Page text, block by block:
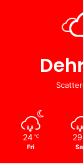
24 ℃
Fri
29